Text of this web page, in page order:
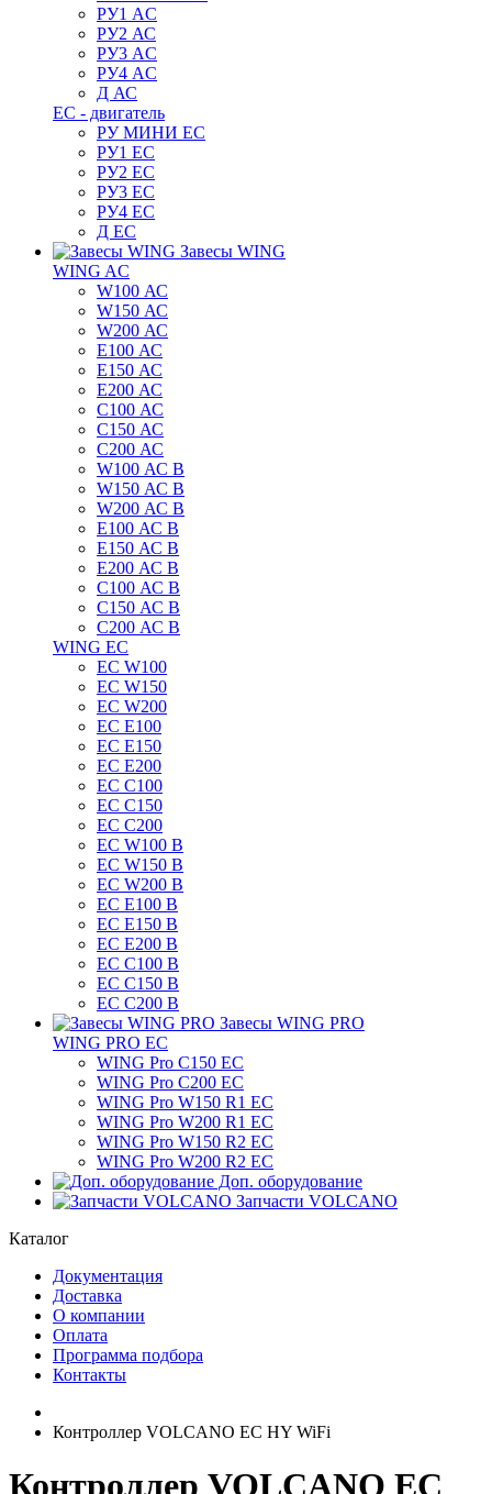
РУ1 AC
РУ2 АС
РУ3 AC
РУ4 AC
Д АС
ЕС - двигатель
РУ МИНИ EC
РУ1 EC
РУ2 EC
РУ3 EC
РУ4 EC
Д ЕС
Завесы WING
WING AC
W100 АС
W150 АС
W200 АС
E100 АС
E150 АС
E200 АС
C100 АС
C150 АС
C200 АС
W100 АС B
W150 АС B
W200 АС B
E100 АС B
E150 АС B
E200 АС B
C100 АС B
C150 АС B
C200 АС B
WING EC
ЕС W100
ЕС W150
ЕС W200
ЕС E100
ЕС E150
ЕС E200
ЕС C100
EC C150
ЕС C200
ЕС W100 B
ЕС W150 B
ЕС W200 B
ЕС E100 B
ЕС E150 B
ЕС E200 B
ЕС C100 B
EC C150 B
ЕС C200 B
Завесы WING PRO
WING PRO EC
WING Pro C150 EC
WING Pro C200 EC
WING Pro W150 R1 EC
WING Pro W200 R1 EC
WING Pro W150 R2 EC
WING Pro W200 R2 EC
Доп. оборудование
Запчасти VOLCANO
Каталог
Документация
Доставка
О компании
Оплата
Программа подбора
Контакты
Контроллер VOLCANO EC HY WiFi
Контроллер VOLCANO EC